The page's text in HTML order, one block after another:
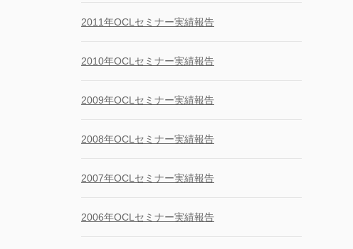
2011年OCLセミナー実績報告
2010年OCLセミナー実績報告
2009年OCLセミナー実績報告
2008年OCLセミナー実績報告
2007年OCLセミナー実績報告
2006年OCLセミナー実績報告